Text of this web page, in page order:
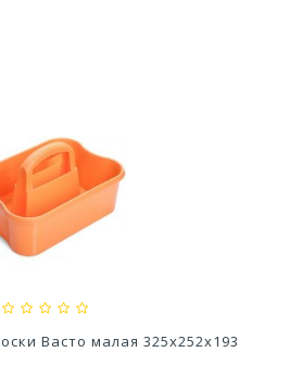
Для выгребных ям и...
Васто малая 325х252х193